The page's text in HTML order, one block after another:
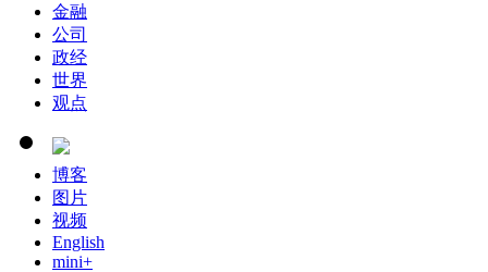
金融
公司
政经
世界
观点
博客
图片
视频
English
mini+